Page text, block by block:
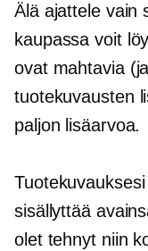
Älä ajattele vain
kaupassa voit
ovat mahtavia
tuotekuvausten
paljon lisäarvoa.
sisällyttää
olet tehnyt niin